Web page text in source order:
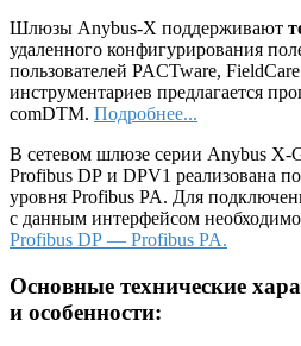
Шлюзы Anybus-X поддерживают
удаленного конфигурирования
пользователей PACTware,
инструментариев предлагается
comDTM. Подробнее...
В сетевом шлюзе серии Anybus X-
Profibus DP и DPV1 реализована
уровня Profibus PA. Для
с данным интерфейсом необходимо
Profibus DP — Profibus PA.
Основные технические
и особенности: